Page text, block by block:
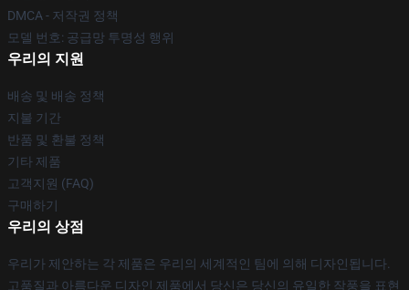
DMCA - 저작권 정책
모델 번호: 공급망 투명성 행위
우리의 지원
배송 및 배송 정책
지불 기간
반품 및 환불 정책
기타 제품
고객지원 (FAQ)
구매하기
우리의 상점
우리가 제안하는 각 제품은 우리의 세계적인 팀에 의해 디자인됩니다.
고품질과 아름다운 디자인 제품에서 당신은 당신의 유일한 작풍을 표현